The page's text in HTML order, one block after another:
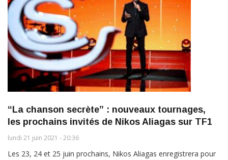
“La chanson secrète” : nouveaux tournages,
les prochains invités de Nikos Aliagas sur TF1
lundi 21 juin 2021 - 20:36
Les 23, 24 et 25 juin prochains, Nikos Aliagas enregistrera pour